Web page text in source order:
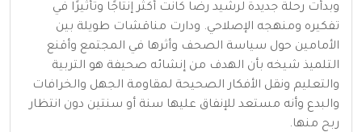
وبدأت رحلة جديدة لرشيد رضا كانت أكثر إنتاجًا وتأثيرًا في
تفكيره ومنهجه الإصلاحي. ودارت مناقشات طويلة بين
الأمامين حول سياسة الصحف وأثرها في المجتمع وأقنع
التلميذ شيخه بأن الهدف من إنشائه صحيفة هو التربية
والتعليم ونقل الأفكار الصحيحة لمقاومة الجهل والخرافات
والبدع وأنه مستعد للإنفاق عليها سنة أو سنتين دون انتظار
ربح منها.